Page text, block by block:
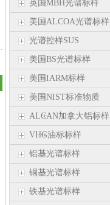
英国MBH光谱标样
美国ALCOA光谱标样
光谱控样SUS
美国BS光谱标样
美国IARM标样
美国NIST标准物质
ALCAN加拿大铝标样
VHG油标标样
铝基光谱标样
铜基光谱标样
铁基光谱标样